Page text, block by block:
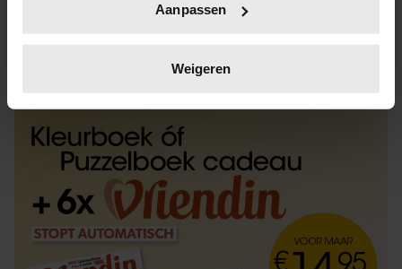
scannen op specifieke eigenschappen (fingerprinting)
verwerkt en stel uw voorkeuren in het
intrekken in de Cookieverklaring.
We gebruiken cookies om content en advertenties te
personaliseren, om functies voor social media te bieden
en om ons websiteverkeer te analyseren. Ook delen we
informatie over uw gebruik van onze site met onze
partners voor social media, adverteren en analyse. Deze
partners kunnen deze gegevens combineren met andere
Aanpassen
Weigeren